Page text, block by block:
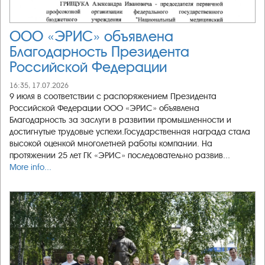
ООО «ЭРИС» объявлена
Благодарность Президента
Российской Федерации
16:35, 17.07.2026
9 июля в соответствии с распоряжением Президента
Российской Федерации ООО «ЭРИС» объявлена
Благодарность за заслуги в развитии промышленности и
достигнутые трудовые успехи.Государственная награда стала
высокой оценкой многолетней работы компании. На
протяжении 25 лет ГК «ЭРИС» последовательно развив...
More info...